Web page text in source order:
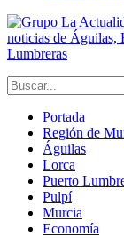
noticias de Águilas,
Lumbreras
Portada
Región de
Águilas
Lorca
Puerto
Pulpí
Murcia
Economía